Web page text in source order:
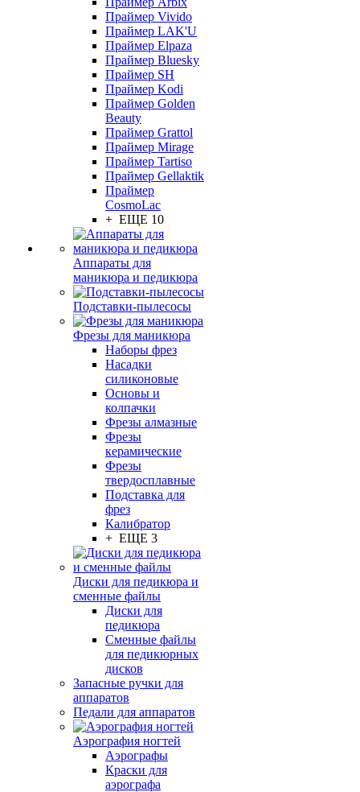
Праймер Vivido
Праймер LAK'U
Праймер Elpaza
Праймер Bluesky
Праймер SH
Праймер Kodi
Праймер Golden
Beauty
Праймер Grattol
Праймер Mirage
Праймер Tartiso
Праймер Gellaktik
Праймер
CosmoLac
+ ЕЩЕ 10
Аппараты для
маникюра и педикюра
Подставки-пылесосы
Фрезы для маникюра
Наборы фрез
Насадки
силиконовые
Основы и
колпачки
Фрезы алмазные
Фрезы
керамические
Фрезы
твердосплавные
Подставка для
фрез
Калибратор
+ ЕЩЕ 3
Диски для педикюра и
сменные файлы
Диски для
педикюра
Сменные файлы
для педикюрных
дисков
Запасные ручки для
аппаратов
Педали для аппаратов
Аэрография ногтей
Аэрографы
Краски для
аэрографа